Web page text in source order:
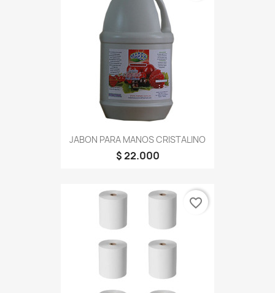
JABON PARA MANOS CRISTALINO
$ 22.000
favorite_border